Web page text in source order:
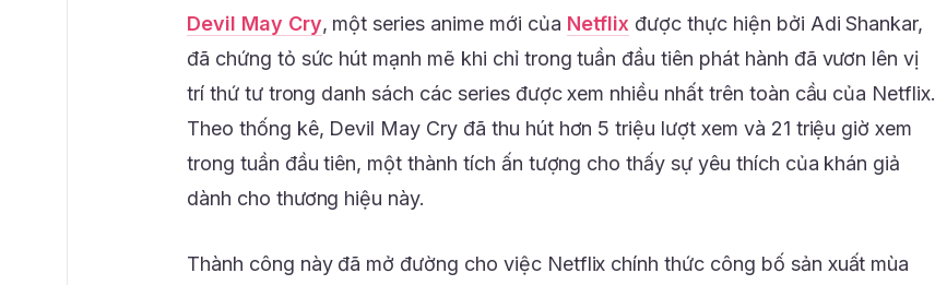
Devil May Cry, một series anime mới của Netflix được thực hiện bởi Adi Shankar,
đã chứng tỏ sức hút mạnh mẽ khi chỉ trong tuần đầu tiên phát hành đã vươn lên vị
trí thứ tư trong danh sách các series được xem nhiều nhất trên toàn cầu của Netflix.
Theo thống kê, Devil May Cry đã thu hút hơn 5 triệu lượt xem và 21 triệu giờ xem
trong tuần đầu tiên, một thành tích ấn tượng cho thấy sự yêu thích của khán giả
dành cho thương hiệu này.
Thành công này đã mở đường cho việc Netflix chính thức công bố sản xuất mùa